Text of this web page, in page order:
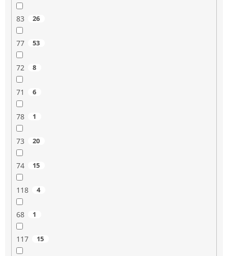
83 26
77 53
72 8
71 6
78 1
73 20
74 15
118 4
68 1
117 15